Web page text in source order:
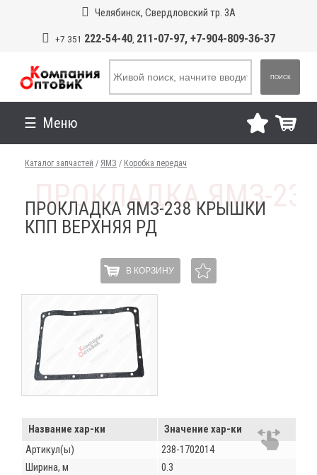
Челябинск, Свердловский тр. 3А
+7 351 222-54-40, 211-07-97, +7-904-809-36-37
ПОИСК
Меню
Каталог запчастей / ЯМЗ / Коробка передач
ПРОКЛАДКА ЯМЗ-238 КРЫШКИ
КПП ВЕРХНЯЯ РД
В КОРЗИНУ
Название хар-ки
Значение хар-ки
Артикул(ы)
238-1702014
Ширина, м
0.3